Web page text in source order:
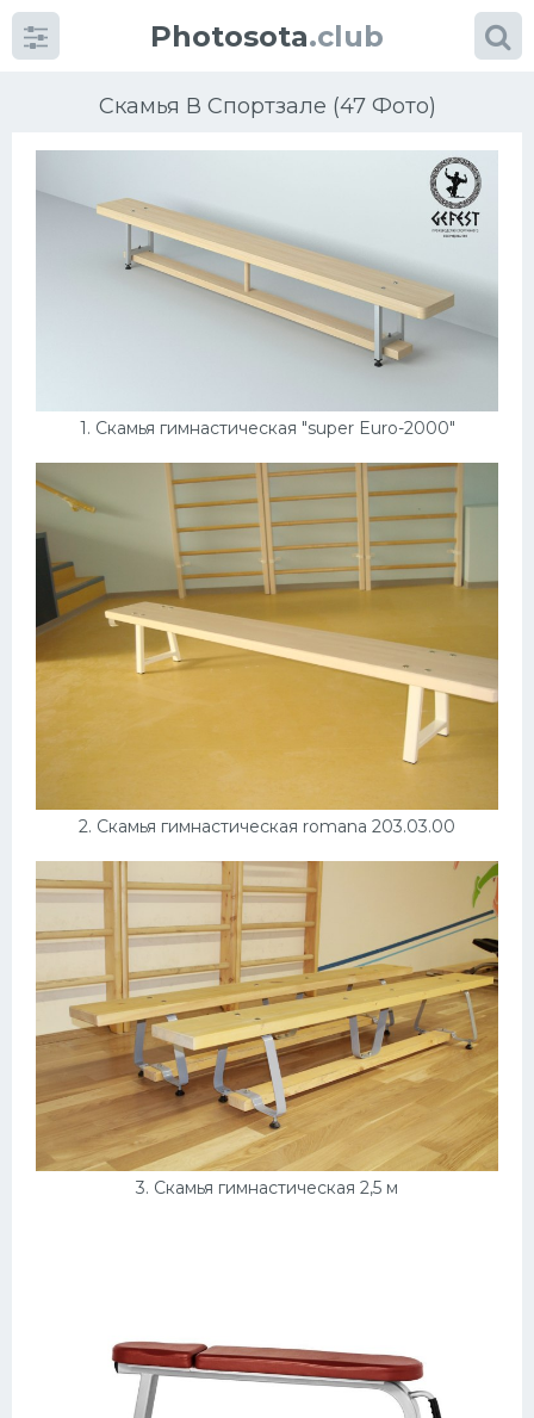
Photosota.club
Скамья В Спортзале (47 Фото)
1. Скамья гимнастическая "super Euro-2000"
2. Скамья гимнастическая romana 203.03.00
3. Скамья гимнастическая 2,5 м
Фото
Хоккей
Велогонки
Конькобежный спорт
Тренажеры
Интерьеры квартир